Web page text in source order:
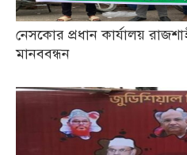
নেসকোর প্রধান কার্যালয়
মানববন্ধন